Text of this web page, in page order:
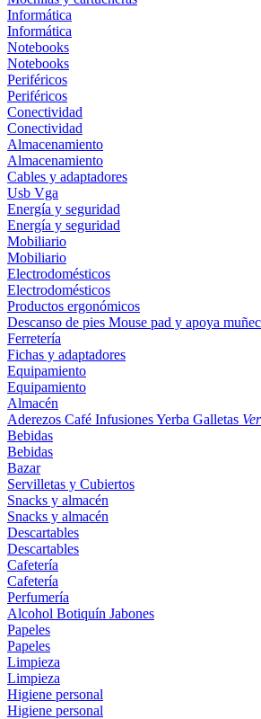
Informática
Informática
Notebooks
Notebooks
Periféricos
Periféricos
Conectividad
Conectividad
Almacenamiento
Almacenamiento
Cables y adaptadores
Usb Vga
Energía y seguridad
Energía y seguridad
Mobiliario
Mobiliario
Electrodomésticos
Electrodomésticos
Productos ergonómicos
Descanso de pies Mouse pad y apoya
Ferretería
Fichas y adaptadores
Equipamiento
Equipamiento
Almacén
Aderezos Café InfusionesYerba Galletas
Bebidas
Bebidas
Bazar
Servilletas y Cubiertos
Snacks y almacén
Snacks y almacén
Descartables
Descartables
Cafetería
Cafetería
Perfumería
Alcohol Botiquín Jabones
Papeles
Papeles
Limpieza
Limpieza
Higiene personal
Higiene personal